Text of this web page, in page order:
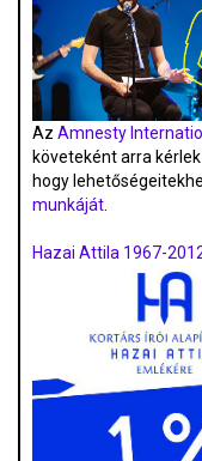
Az Amnesty
követeként arra
hogy
munkáját.
Hazai Attila 1967-